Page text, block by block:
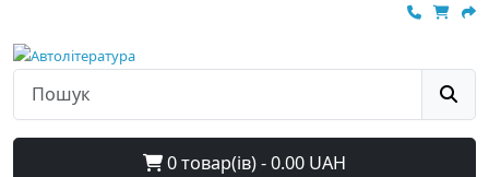
0 товар(ів) - 0.00 UAH